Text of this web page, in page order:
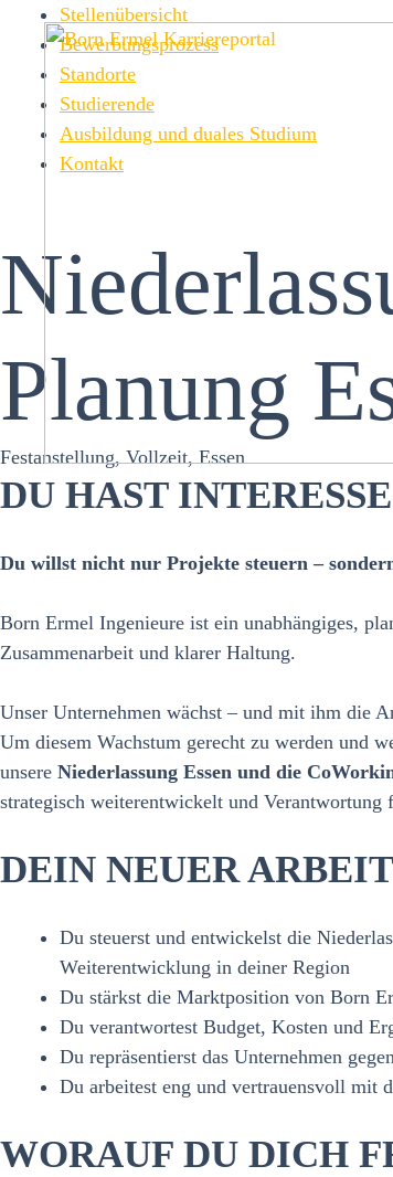
Inhalt
springen
Stellenübersicht
Bewerbungsprozess
Standorte
Studierende
Ausbildung und duales Studium
Kontakt
Planung
Festanstellung, Vollzeit, Essen
DU HAST
Du willst nicht nur Projekte steuern –
Born Ermel Ingenieure ist ein unabhängiges,
Zusammenarbeit und klarer Haltung.
Unser Unternehmen wächst – und mit ihm die
Um diesem Wachstum gerecht zu werden und
unsere Niederlassung Essen und die
strategisch weiterentwickelt und
DEIN NEUER
Du steuerst und entwickelst die
Weiterentwicklung in deiner Region
Du stärkst die Marktposition von Born
Du verantwortest Budget, Kosten und
Du repräsentierst das Unternehmen
Du arbeitest eng und vertrauensvoll mit
WORAUF DU DICH